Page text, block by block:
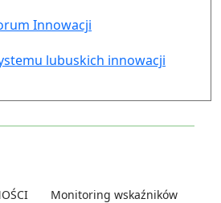
Innowacji
lubuskich innowacji
Monitoring wskaźników